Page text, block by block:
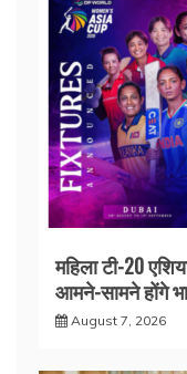
महिला टी-20
आमने-सामने होंगे
August 7, 2026